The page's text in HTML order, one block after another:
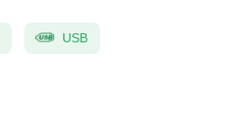
USB